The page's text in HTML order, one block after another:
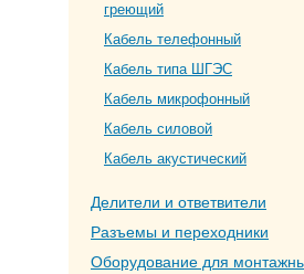
греющий
Кабель телефонный
Кабель типа ШГЭС
Кабель микрофонный
Кабель силовой
Кабель акустический
Делители и ответвители
Разъемы и переходники
Оборудование для